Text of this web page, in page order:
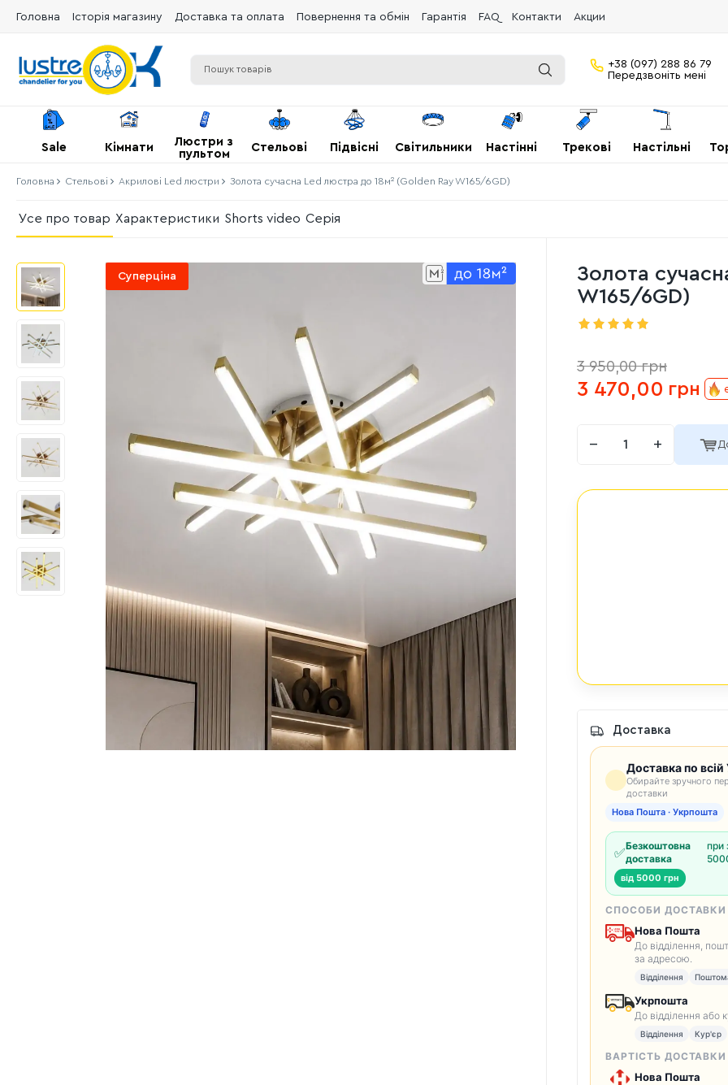
Головна Історія магазину Доставка та оплата Повернення та обмін Гарантія FAQ Контакти Акции
+38 (097) 288 86 79
Передзвоніть мені
Sale Кімнати
Люстри з
пультом
Стельові Підвісні Світильники Настінні Трекові Настільні
Головна Стельові Акрилові Led люстри Золота сучасна Led люстра до 18м² (Golden Ray W165/6GD)
Усе про товар Характеристики Shorts video Серія
Суперціна
Золота
W165/6GD)
3 950,00 грн
3 470,00 грн
− +
Доставка
Доставка по всій
Обирайте зручного
доставки
Нова Пошта · Укрпошта
✅Безкоштовна
доставка
при
від 5000 грн
СПОСОБИ ДОСТАВКИ
Нова Пошта
До відділення,
за адресою.
Відділення
Укрпошта
До відділення або
Відділення Кур'єр
ВАРТІСТЬ ДОСТАВКИ
Нова Пошта